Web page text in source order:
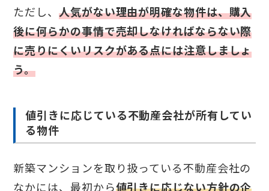
ただし、人気がない理由が明確な物件は、購入
後に何らかの事情で売却しなければならない際
に売りにくいリスクがある点には注意しましょ
う。
値引きに応じている不動産会社が所有してい
る物件
新築マンションを取り扱っている不動産会社の
なかには、最初から値引きに応じない方針の企